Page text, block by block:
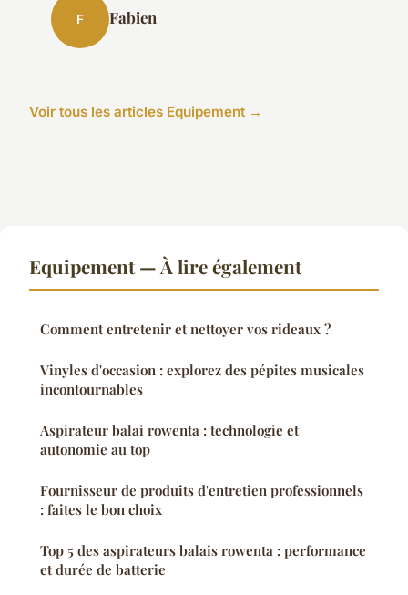
F Fabien
Voir tous les articles Equipement →
Equipement — À lire également
Comment entretenir et nettoyer vos rideaux ?
Vinyles d'occasion : explorez des pépites musicales
incontournables
Aspirateur balai rowenta : technologie et
autonomie au top
Fournisseur de produits d'entretien professionnels
: faites le bon choix
Top 5 des aspirateurs balais rowenta : performance
et durée de batterie